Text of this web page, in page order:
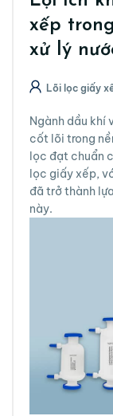
xếp
xử lý
Lõi lọc giấy
Ngành dầu khí
cốt lõi trong
lọc đạt chuẩn
lọc giấy xếp,
đã trở thành
này.